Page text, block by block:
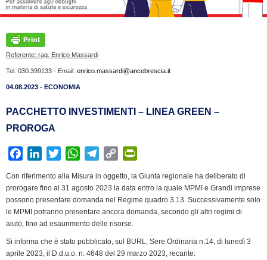
Referente: rag. Enrico Massardi
Tel. 030.399133 - Email: enrico.massardi@ancebrescia.it
04.08.2023 - ECONOMIA
PACCHETTO INVESTIMENTI – LINEA GREEN –
PROROGA
c
e
b
o
o
k
n
k
e
d
I
n
i
t
t
e
r
W
a
t
s
A
p
p
l
e
g
r
a
m
C
p
y
L
i
n
k
n
t
r
i
Con riferimento alla Misura in oggetto, la Giunta regionale ha deliberato di
prorogare fino al 31 agosto 2023 la data entro la quale MPMI e Grandi imprese
possono presentare domanda nel Regime quadro 3.13. Successivamente solo
le MPMI potranno presentare ancora domanda, secondo gli altri regimi di
aiuto, fino ad esaurimento delle risorse.
Si informa che è stato pubblicato, sul BURL, Sere Ordinaria n.14, di lunedì 3
aprile 2023, il D.d.u.o. n. 4648 del 29 marzo 2023, recante: